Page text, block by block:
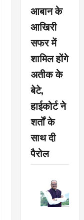
आबान के
आखिरी
सफर में
शामिल होंगे
अतीक के
बेटे,
हाईकोर्ट ने
शर्तों के
साथ दी
पैरोल